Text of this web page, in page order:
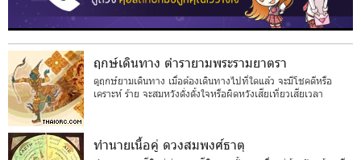
ฤกษ์เดินทาง ตำรายามพระรามยาตรา
ดูฤกษ์ยามเดินทาง เมื่อต้องเดินทางไปที่ใดแล้ว จะมีโชคดีหรือ
เคราะห์ ร้าย จะสมหวังดั่งตั้งใจหรือผิดหวังเสียเที่ยวเสียเวลา
ทำนายเนื้อคู่ ดวงสมพงศ์ธาตุ